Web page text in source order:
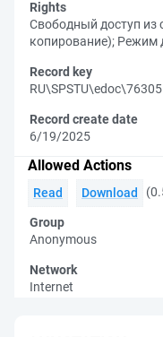
Rights
Свободный доступ из
копирование); Режим
Record key
RU\SPSTU\edoc\76305
Record create date
6/19/2025
Allowed Actions
Read Download
Group
Anonymous
Network
Internet